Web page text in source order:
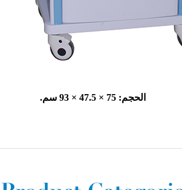
الحجم: 75 × 47.5 × 93 سم.